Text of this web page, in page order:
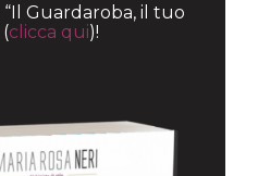
Guardaroba, il tuo
clicca qui)!